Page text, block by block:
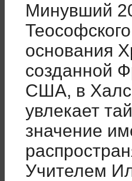
Минувший
основания
созданной
США, в
увлекает
значение
Учителем